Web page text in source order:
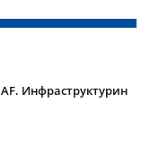
Инфраструктурин